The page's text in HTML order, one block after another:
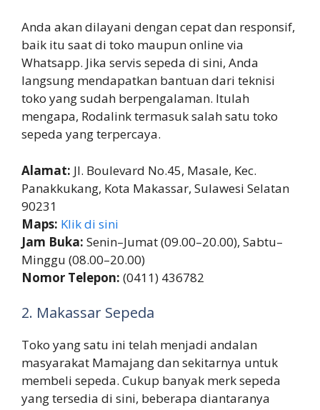
Anda akan dilayani dengan cepat dan responsif,
baik itu saat di toko maupun online via
Whatsapp. Jika servis sepeda di sini, Anda
langsung mendapatkan bantuan dari teknisi
toko yang sudah berpengalaman. Itulah
mengapa, Rodalink termasuk salah satu toko
sepeda yang terpercaya.
Alamat: Jl. Boulevard No.45, Masale, Kec.
Panakkukang, Kota Makassar, Sulawesi Selatan
90231
Maps: Klik di sini
Jam Buka: Senin–Jumat (09.00–20.00), Sabtu–
Minggu (08.00–20.00)
Nomor Telepon: (0411) 436782
2. Makassar Sepeda
Toko yang satu ini telah menjadi andalan
masyarakat Mamajang dan sekitarnya untuk
membeli sepeda. Cukup banyak merk sepeda
yang tersedia di sini, beberapa diantaranya